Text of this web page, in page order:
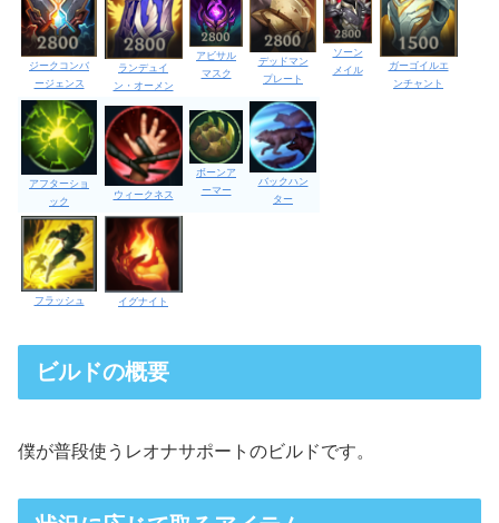
ジークコンバ
ージェンス
ランデュイ
ン・オーメン
アビサル
マスク
デッドマン
プレート
ソーン
メイル
ガーゴイルエ
ンチャント
アフターショ
ック
ウィークネス
ボーンア
ーマー
バックハン
ター
フラッシュ イグナイト
ビルドの概要
僕が普段使うレオナサポートのビルドです。